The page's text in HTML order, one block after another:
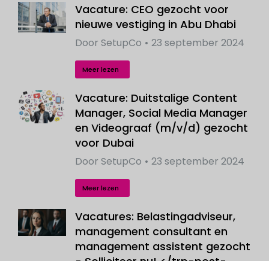
Vacature: CEO gezocht voor
nieuwe vestiging in Abu Dhabi
Door SetupCo 23 september 2024
Meer lezen
Vacature: Duitstalige Content
Manager, Social Media Manager
en Videograaf (m/v/d) gezocht
voor Dubai
Door SetupCo 23 september 2024
Meer lezen
Vacatures: Belastingadviseur,
management consultant en
management assistent gezocht